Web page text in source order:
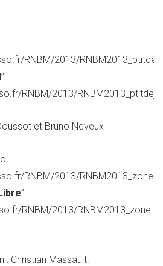
RNBM/2013/
”
RNBM/2013/
et Bruno Neveux
RNBM/2013/RNBM2013_zone-
”
RNBM/2013/RNBM2013_zone-
Christian Massault.